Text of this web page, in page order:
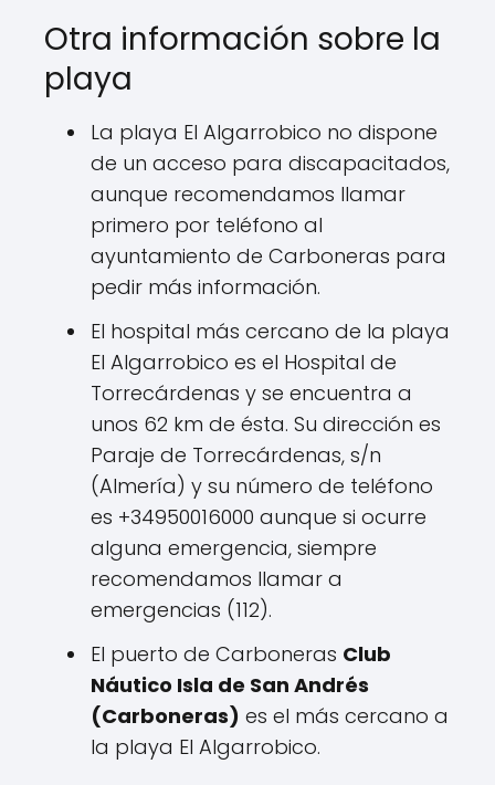
Otra información sobre la
playa
La playa El Algarrobico no dispone
de un acceso para discapacitados,
aunque recomendamos llamar
primero por teléfono al
ayuntamiento de Carboneras para
pedir más información.
El hospital más cercano de la playa
El Algarrobico es el Hospital de
Torrecárdenas y se encuentra a
unos 62 km de ésta. Su dirección es
Paraje de Torrecárdenas, s/n
(Almería) y su número de teléfono
es +34950016000 aunque si ocurre
alguna emergencia, siempre
recomendamos llamar a
emergencias (112).
El puerto de Carboneras Club
Náutico Isla de San Andrés
(Carboneras) es el más cercano a
la playa El Algarrobico.